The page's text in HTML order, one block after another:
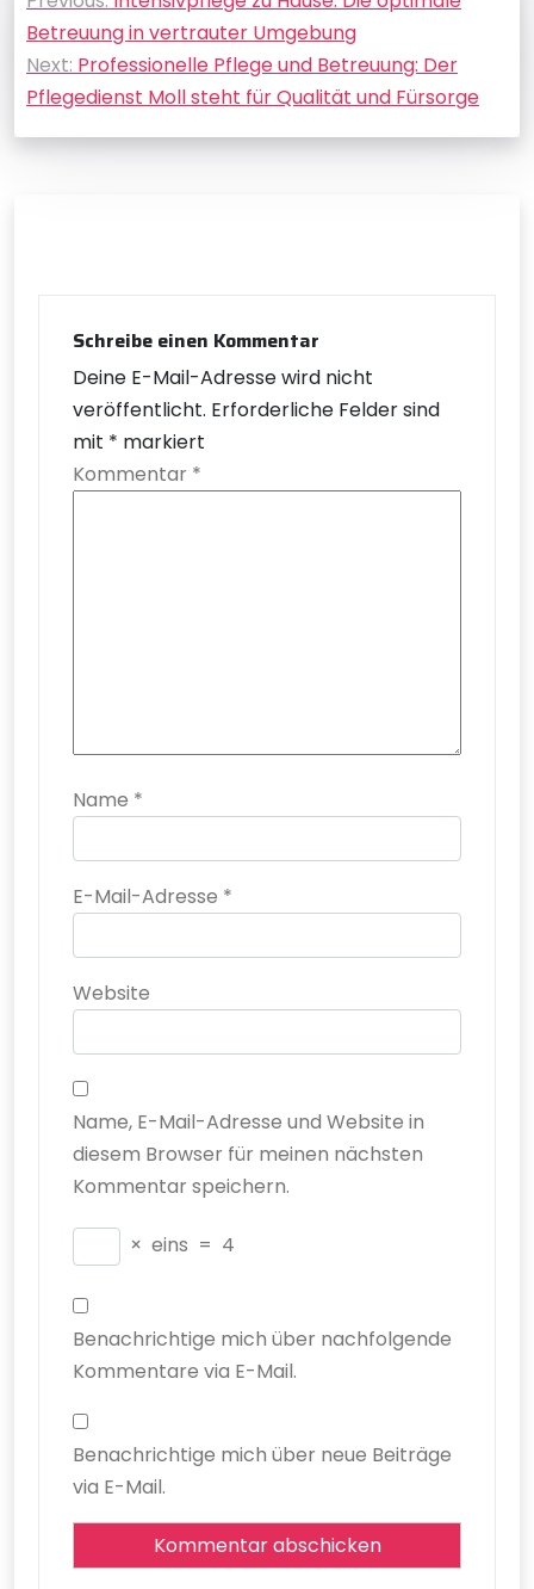
Betreuung in vertrauter Umgebung
Next: Professionelle Pflege und Betreuung: Der
Pflegedienst Moll steht für Qualität und Fürsorge
Schreibe einen Kommentar
Deine E-Mail-Adresse wird nicht
veröffentlicht. Erforderliche Felder sind
mit * markiert
Kommentar *
Name *
E-Mail-Adresse *
Website
Name, E-Mail-Adresse und Website in
diesem Browser für meinen nächsten
Kommentar speichern.
× eins = 4
Benachrichtige mich über nachfolgende
Kommentare via E-Mail.
Benachrichtige mich über neue Beiträge
via E-Mail.